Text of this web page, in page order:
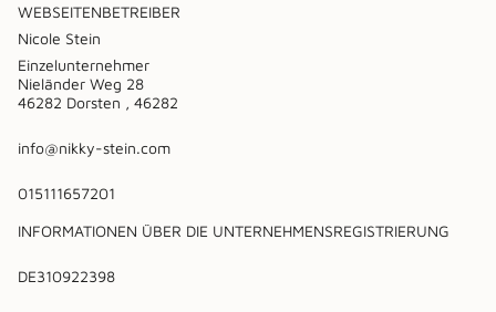
WEBSEITENBETREIBER
Nicole Stein
Einzelunternehmer
Nieländer Weg 28
46282 Dorsten , 46282
info@nikky-stein.com
015111657201
INFORMATIONEN ÜBER DIE UNTERNEHMENSREGISTRIERUNG
DE310922398